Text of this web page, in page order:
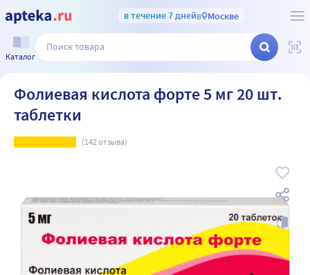
в течение 7 днейв Москве
Каталог
Фолиевая кислота форте 5 мг 20 шт.
таблетки
(142отзыва)